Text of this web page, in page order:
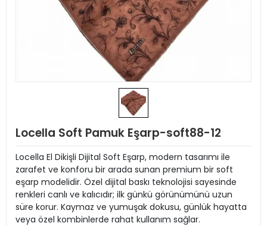
Locella Soft Pamuk Eşarp-soft88-12
Locella El Dikişli Dijital Soft Eşarp, modern tasarımı ile
zarafet ve konforu bir arada sunan premium bir soft
eşarp modelidir. Özel dijital baskı teknolojisi sayesinde
renkleri canlı ve kalıcıdır; ilk günkü görünümünü uzun
süre korur. Kaymaz ve yumuşak dokusu, günlük hayatta
veya özel kombinlerde rahat kullanım sağlar.